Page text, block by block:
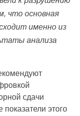
что основная
именно из
анализа
сдачи
этого